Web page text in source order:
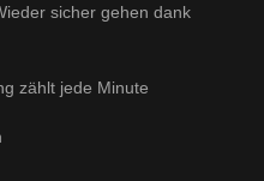
sicher gehen dank
zählt jede Minute